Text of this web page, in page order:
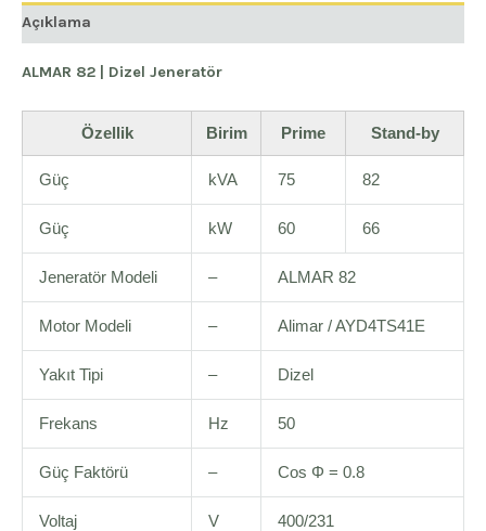
Açıklama
ALMAR 82 | Dizel Jeneratör
Özellik Birim Prime Stand-by
Güç kVA 75 82
Güç kW 60 66
Jeneratör Modeli – ALMAR 82
Motor Modeli – Alimar / AYD4TS41E
Yakıt Tipi – Dizel
Frekans Hz 50
Güç Faktörü – Cos Φ = 0.8
Voltaj V 400/231